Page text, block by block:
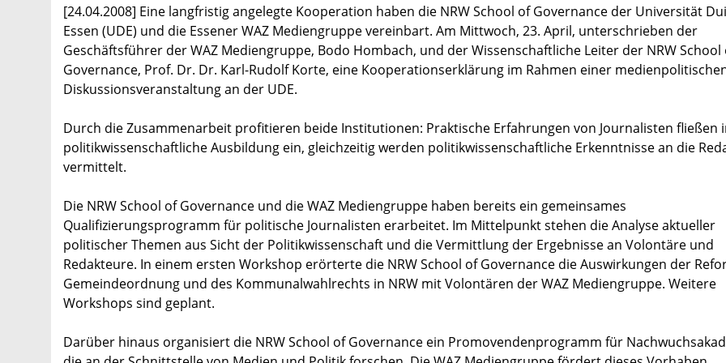
[24.04.2008] Eine langfristig angelegte Kooperation haben die NRW School of Governance der Universität
Essen (UDE) und die Essener WAZ Mediengruppe vereinbart. Am Mittwoch, 23. April, unterschrieben der
Geschäftsführer der WAZ Mediengruppe, Bodo Hombach, und der Wissenschaftliche Leiter der NRW School
Governance, Prof. Dr. Dr. Karl-Rudolf Korte, eine Kooperationserklärung im Rahmen einer
Diskussionsveranstaltung an der UDE.
Durch die Zusammenarbeit profitieren beide Institutionen: Praktische Erfahrungen von Journalisten fließen
politikwissenschaftliche Ausbildung ein, gleichzeitig werden politikwissenschaftliche Erkenntnisse an die
vermittelt.
Die NRW School of Governance und die WAZ Mediengruppe haben bereits ein gemeinsames
Qualifizierungsprogramm für politische Journalisten erarbeitet. Im Mittelpunkt stehen die Analyse aktueller
politischer Themen aus Sicht der Politikwissenschaft und die Vermittlung der Ergebnisse an Volontäre und
Redakteure. In einem ersten Workshop erörterte die NRW School of Governance die Auswirkungen der
Gemeindeordnung und des Kommunalwahlrechts in NRW mit Volontären der WAZ Mediengruppe. Weitere
Workshops sind geplant.
Darüber hinaus organisiert die NRW School of Governance ein Promovendenprogramm für